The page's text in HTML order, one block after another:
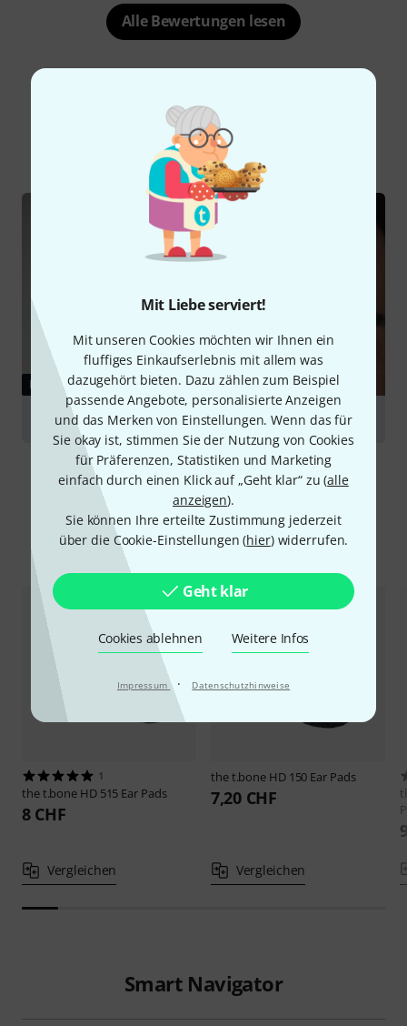
Mit Liebe serviert!
Mit unseren Cookies möchten wir Ihnen ein
fluffiges Einkaufserlebnis mit allem was
dazugehört bieten. Dazu zählen zum Beispiel
passende Angebote, personalisierte Anzeigen
und das Merken von Einstellungen. Wenn das für
Sie okay ist, stimmen Sie der Nutzung von Cookies
für Präferenzen, Statistiken und Marketing
einfach durch einen Klick auf „Geht klar“ zu (alle
anzeigen).
Sie können Ihre erteilte Zustimmung jederzeit
über die Cookie-Einstellungen (hier) widerrufen.
Geht klar
Cookies ablehnen Weitere Infos
Impressum · Datenschutzhinweise
Alle Bewertungen lesen
Schon gewusst?
Alle Ratgeber
RATGEBER
Kopfhörer
Alternativen vergleichen
1
the t.bone HD 515 Ear Pads
8 CHF
Vergleichen
the t.bone HD 150 Ear Pads
7,20 CHF
Vergleichen
Smart Navigator